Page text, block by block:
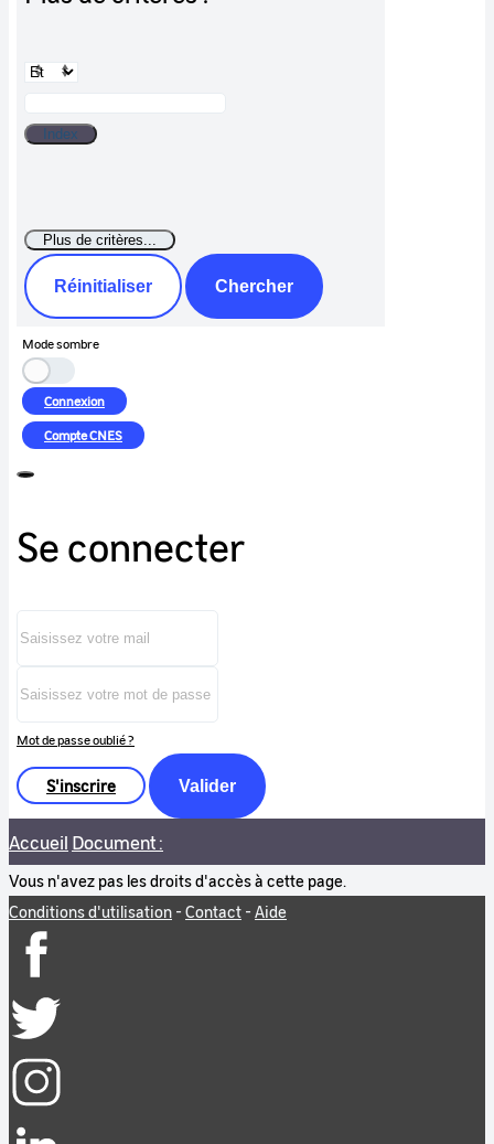
Réinitialiser Chercher
Mode sombre
Connexion
CompteCNES
Se connecter
Mot de passe oublié ?
S'inscrire Valider
Accueil Document :
Vous n'avez pas les droits d'accès à cette page.
Conditions d'utilisation - Contact - Aide